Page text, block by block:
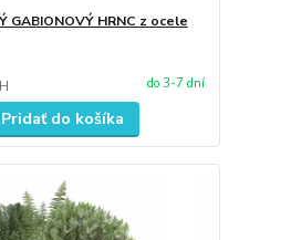
GABIONOVÝ HRNC z ocele
do 3-7 dní
Pridať do košíka